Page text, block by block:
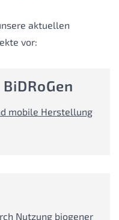
aktuellen
vor:
mobile Herstellung
Nutzung biogener